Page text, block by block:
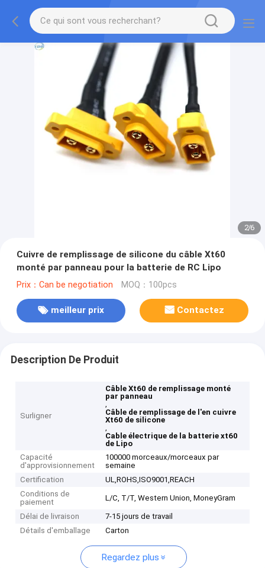
2/6
Cuivre de remplissage de silicone du câble Xt60
monté par panneau pour la batterie de RC Lipo
Prix：Can be negotiation MOQ：100pcs
meilleur prix Contactez
Description De Produit
Surligner
Câble Xt60 de remplissage monté
par panneau
,
Câble de remplissage de l'en cuivre
Xt60 de silicone
,
Cable électrique de la batterie xt60
de Lipo
Capacité
d'approvisionnement
100000 morceaux/morceaux par
semaine
Certification
UL,ROHS,ISO9001,REACH
Conditions de
paiement
L/C, T/T, Western Union, MoneyGram
Délai de livraison
7-15 jours de travail
Détails d'emballage
Carton
Regardez plus